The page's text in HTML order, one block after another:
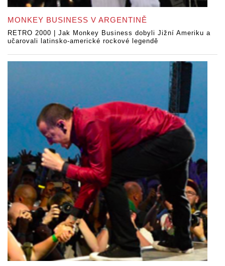
MONKEY BUSINESS V ARGENTINĚ
RETRO 2000 | Jak Monkey Business dobyli Jižní Ameriku a
učarovali latinsko-americké rockové legendě